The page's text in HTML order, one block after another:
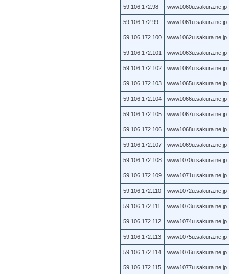
59.106.172.98 www1060u.sakura.ne.jp
59.106.172.99 www1061u.sakura.ne.jp
59.106.172.100 www1062u.sakura.ne.jp
59.106.172.101 www1063u.sakura.ne.jp
59.106.172.102 www1064u.sakura.ne.jp
59.106.172.103 www1065u.sakura.ne.jp
59.106.172.104 www1066u.sakura.ne.jp
59.106.172.105 www1067u.sakura.ne.jp
59.106.172.106 www1068u.sakura.ne.jp
59.106.172.107 www1069u.sakura.ne.jp
59.106.172.108 www1070u.sakura.ne.jp
59.106.172.109 www1071u.sakura.ne.jp
59.106.172.110 www1072u.sakura.ne.jp
59.106.172.111 www1073u.sakura.ne.jp
59.106.172.112 www1074u.sakura.ne.jp
59.106.172.113 www1075u.sakura.ne.jp
59.106.172.114 www1076u.sakura.ne.jp
59.106.172.115 www1077u.sakura.ne.jp